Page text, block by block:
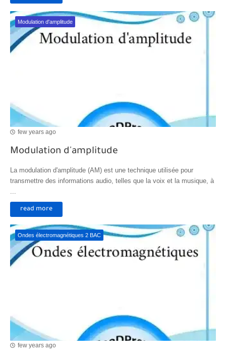
Modulation d'amplitude
few years ago
Modulation d'amplitude
La modulation d'amplitude (AM) est une technique utilisée pour
transmettre des informations audio, telles que la voix et la musique, à
...
read more
Ondes électromagnétiques 2 BAC
few years ago